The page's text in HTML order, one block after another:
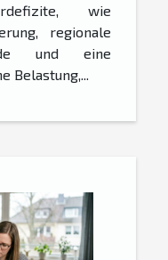
wie
regionale
und eine
Belastung,...